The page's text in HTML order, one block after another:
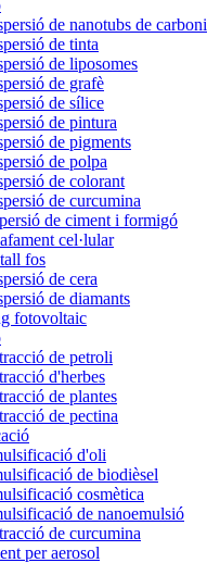
de nanotubs de carboni
de tinta
de liposomes
de grafè
de sílice
de pintura
de pigments
de polpa
de colorant
de curcumina
de ciment i formigó
cel·lular
fos
de cera
de diamants
fotovoltaic
de petroli
d'herbes
de plantes
de pectina
d'oli
de biodièsel
cosmètica
de nanoemulsió
de curcumina
per aerosol